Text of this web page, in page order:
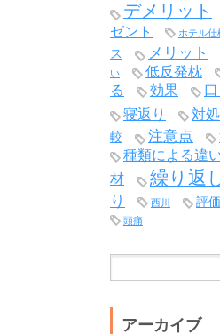
デメリット
ゼント
ホテル仕
ス
メリット
い
低反発枕
る
効果 口
寝返り 対
較
注意点
種類による違
材
繰り返
り
西川 評価
頭痛
アーカイブ